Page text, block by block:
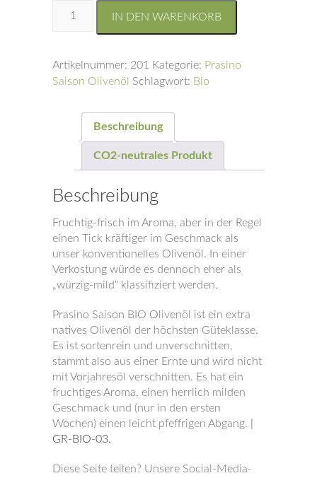
|
Flasche,
IN DEN WARENKORB
Artikelnummer: 201 Kategorie: Prasino
Saison Olivenöl
Schlagwort: Bio
Beschreibung
CO2-neutrales Produkt
Beschreibung
Fruchtig-frisch im Aroma, aber in der Regel
einen Tick kräftiger im Geschmack als
unser konventionelles Olivenöl. In einer
Verkostung würde es dennoch eher als
„würzig-mild“ klassifiziert werden.
Prasino Saison BIO Olivenöl ist ein extra
natives Olivenöl der höchsten Güteklasse.
Es ist sortenrein und unverschnitten,
stammt also aus einer Ernte und wird nicht
mit Vorjahresöl verschnitten. Es hat ein
fruchtiges Aroma, einen herrlich milden
Geschmack und (nur in den ersten
Wochen) einen leicht pfeffrigen Abgang.
GR-BIO-03.
Diese Seite teilen? Unsere Social-Media-